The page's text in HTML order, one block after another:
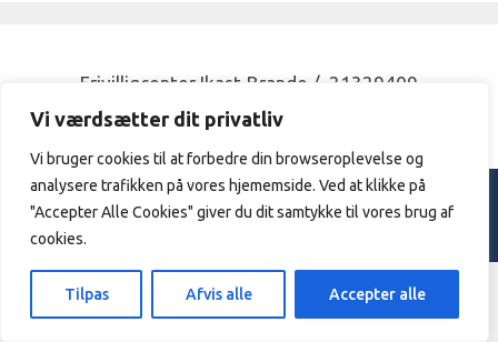
Vi værdsætter dit privatliv
Vi bruger cookies til at forbedre din browseroplevelse og
analysere trafikken på vores hjememside. Ved at klikke på
"Accepter Alle Cookies" giver du dit samtykke til vores brug af
cookies.
Tilpas Afvis alle Accepter alle
Frivilligcenter Ikast-Brande / 21329409
vibeke@frivilligcenterikast-
© 2026 Frivilligcenter Ikast - Brande. | Privatpolitik